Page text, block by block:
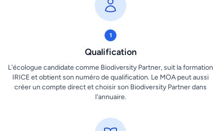
1
Qualification
L'écologue candidate comme Biodiversity Partner, suit la formation
IRICE et obtient son numéro de qualification. Le MOA peut aussi
créer un compte direct et choisir son Biodiversity Partner dans
l'annuaire.